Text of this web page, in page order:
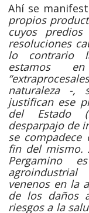
Ahí se
propios
cuyos predios
resoluciones
lo contrario
estamos
naturaleza -,
justifican ese
del Estado
desparpajo de
se
fin del mismo.
Pergamino
venenos en la
de los daños
riesgos a la